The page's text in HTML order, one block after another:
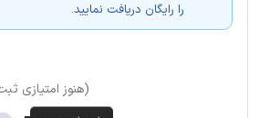
را رایگان دریافت نمایید.
(هنوز امتیازی